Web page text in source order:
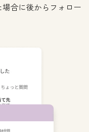
合に後からフォロー